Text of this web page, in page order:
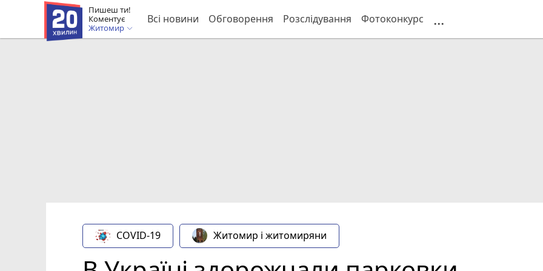
Пишеш ти!
Коментує
Житомир
Всі новини Обговорення Розслідування Фотоконкурс ...
COVID-19 Житомир і житомиряни